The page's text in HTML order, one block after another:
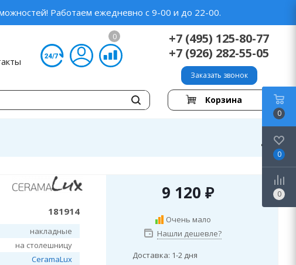
Работаем ежедневно с 9-00 и до 22-00.
0
+7 (495) 125-80-77
+7 (926) 282-55-05
Заказать звонок
Корзина
181914
накладные
на столешницу
CeramaLux
9 120 ₽
Очень мало
Нашли дешевле?
Доставка: 1-2 дня
0
0
0